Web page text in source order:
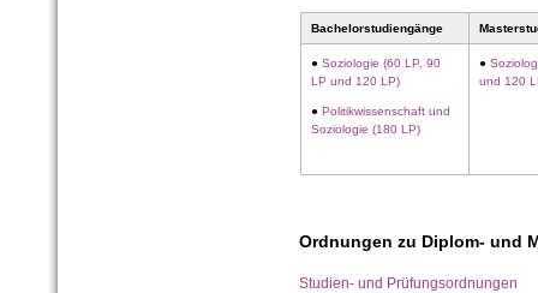
Bachelorstudiengänge
●Soziologie (60 LP, 90
LP und 120 LP)
●Politikwissenschaft und
Soziologie (180 LP)
●
und 120
Ordnungen zu Diplom- und
Studien- und Prüfungsordnungen